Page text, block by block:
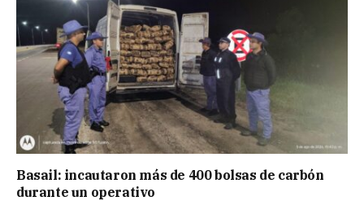
Basail: incautaron más de 400 bolsas de carbón
durante un operativo